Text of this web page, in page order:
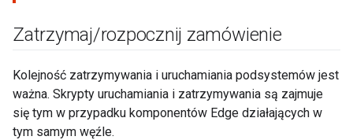
Zatrzymaj/rozpocznij zamówienie
Kolejność zatrzymywania i uruchamiania podsystemów jest
ważna. Skrypty uruchamiania i zatrzymywania są zajmuje
się tym w przypadku komponentów Edge działających w
tym samym węźle.